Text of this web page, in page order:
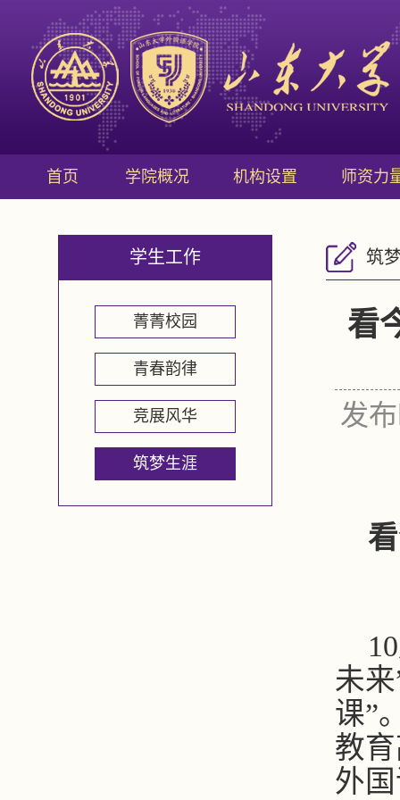
首页 学院概况 机构设置 师资力
学生工作
菁菁校园
青春韵律
竞展风华
筑梦生涯
筑
看
发
未
课”
教
外